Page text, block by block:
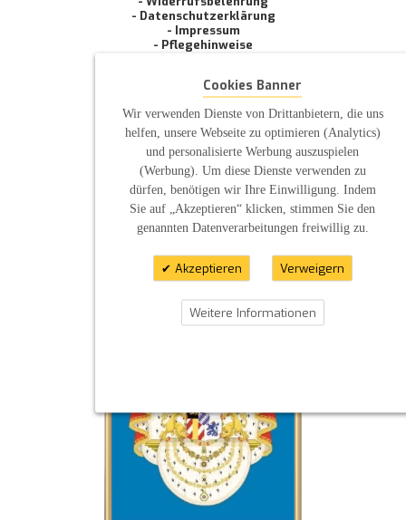
- Datenschutzerklärung
- Impressum
- Pflegehinweise
Cookies Banner
Wir verwenden Dienste von Drittanbietern, die uns
helfen, unsere Webseite zu optimieren (Analytics)
und personalisierte Werbung auszuspielen
(Werbung). Um diese Dienste verwenden zu
dürfen, benötigen wir Ihre Einwilligung. Indem
Sie auf „Akzeptieren“ klicken, stimmen Sie den
genannten Datenverarbeitungen freiwillig zu.
Akzeptieren Verweigern
Weitere Informationen